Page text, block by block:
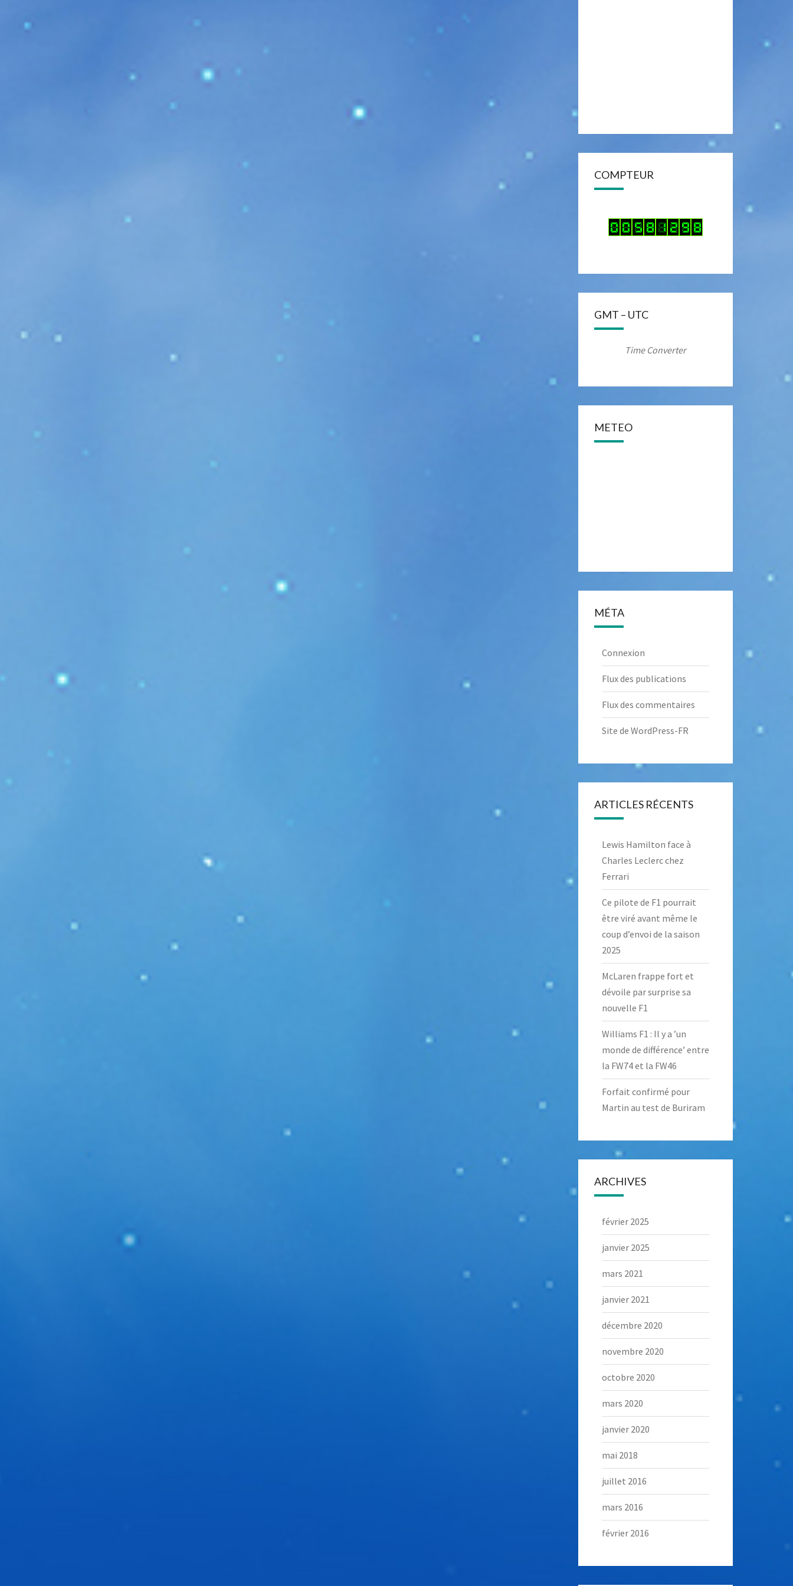
COMPTEUR
GMT – UTC
Time Converter
METEO
MÉTA
Connexion
Flux des publications
Flux des commentaires
Site de WordPress-FR
ARTICLES RÉCENTS
Lewis Hamilton face à
Charles Leclerc chez
Ferrari
Ce pilote de F1 pourrait
être viré avant même le
coup d’envoi de la saison
2025
McLaren frappe fort et
dévoile par surprise sa
nouvelle F1
Williams F1 : Il y a ’un
monde de différence’ entre
la FW74 et la FW46
Forfait confirmé pour
Martin au test de Buriram
ARCHIVES
février 2025
janvier 2025
mars 2021
janvier 2021
décembre 2020
novembre 2020
octobre 2020
mars 2020
janvier 2020
mai 2018
juillet 2016
mars 2016
février 2016